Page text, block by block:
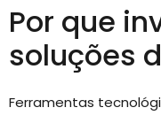
Por que
soluções
Ferramentas